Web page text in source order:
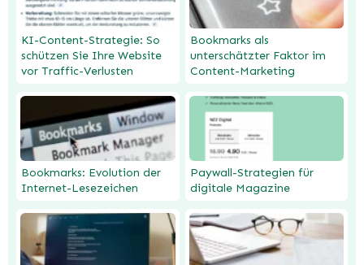
KI-Content-Strategie: So
schützen Sie Ihre Website
vor Traffic-Verlusten
Bookmarks als
unterschätzter Faktor im
Content-Marketing
Bookmarks: Evolution der
Internet-Lesezeichen
Paywall-Strategien für
digitale Magazine